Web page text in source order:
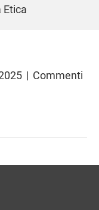
Etica
| Commenti